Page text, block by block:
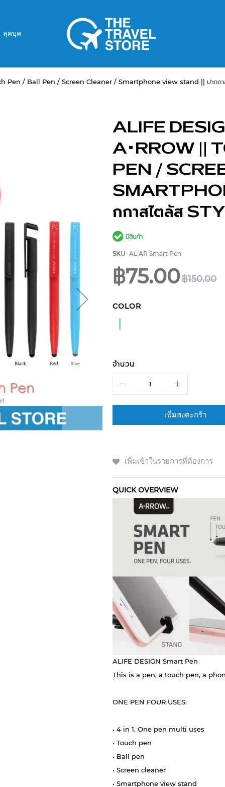
ลุคบุค
Pen / Ball Pen / Screen Cleaner / Smartphone view stand || ปากก
ALIFE
A•RROW ||
PEN /
กกาสไตลัส
มีสินค้า
SKU AL AR Smart Pen
฿75.00฿150.00
COLOR
จำนวน
เพิ่มลงตะกร้า
เพิ่มเข้าในรายการที่ต้องการ
QUICK OVERVIEW
ALIFE DESIGN Smart Pen
This is a pen, a touch pen, a
ONE PEN FOUR USES.
• 4 in 1. One pen multi uses
• Touch pen
• Ball pen
• Screen cleaner
• Smartphone view stand